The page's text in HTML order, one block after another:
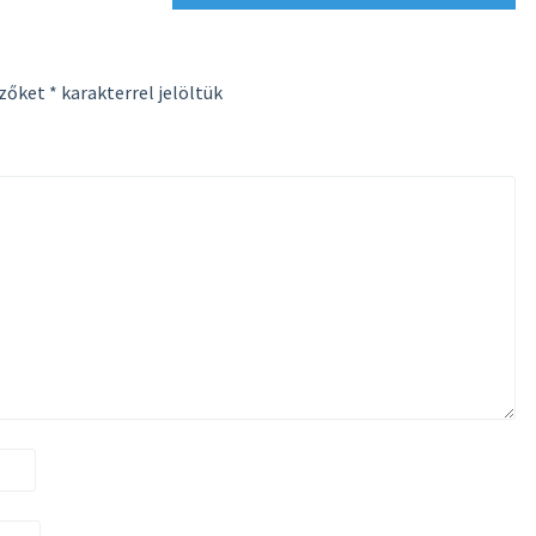
* karakterrel jelöltük